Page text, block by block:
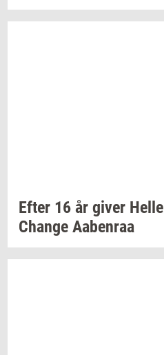
Efter 16 år giver Helle
Chan­ge Aa­ben­raa